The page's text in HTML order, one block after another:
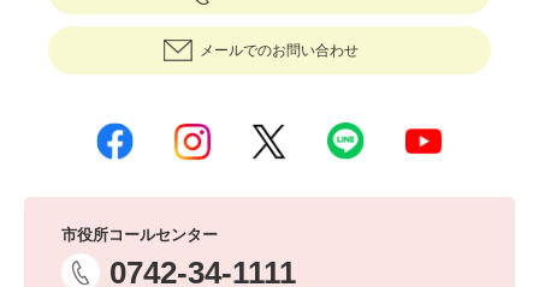
メールでのお問い合わせ
市役所コールセンター
0742-34-1111